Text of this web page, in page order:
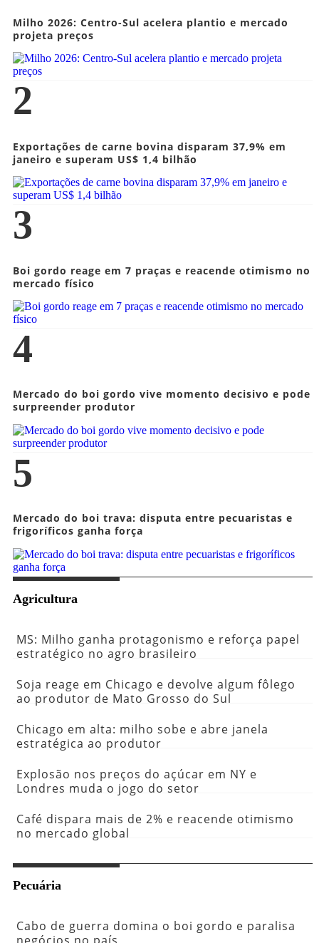
Milho 2026: Centro-Sul acelera plantio e mercado
projeta preços
2
Exportações de carne bovina disparam 37,9% em
janeiro e superam US$ 1,4 bilhão
3
Boi gordo reage em 7 praças e reacende otimismo no
mercado físico
4
Mercado do boi gordo vive momento decisivo e pode
surpreender produtor
5
Mercado do boi trava: disputa entre pecuaristas e
frigoríficos ganha força
Agricultura
MS: Milho ganha protagonismo e reforça papel
estratégico no agro brasileiro
Soja reage em Chicago e devolve algum fôlego
ao produtor de Mato Grosso do Sul
Chicago em alta: milho sobe e abre janela
estratégica ao produtor
Explosão nos preços do açúcar em NY e
Londres muda o jogo do setor
Café dispara mais de 2% e reacende otimismo
no mercado global
Pecuária
Cabo de guerra domina o boi gordo e paralisa
negócios no país